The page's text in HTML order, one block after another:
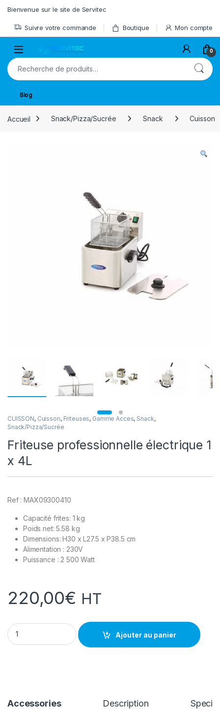
Bienvenue sur le site de Servitec
Suivre votre commande Boutique Mon compte
Open 0
Recherche pour :
Blog
Accueil Snack/Pizza/Sucrée Snack Cuisson
CUISSON, Cuisson, Friteuses, Gamme Acces, Snack,
Snack/Pizza/Sucrée
Friteuse professionnelle électrique 1
x 4L
Ref : MAX09300410
Capacité frites: 1 kg
Poids net: 5.58 kg
Dimensions: H30 x L27.5 x P38.5 cm
Alimentation : 230V
Puissance : 2 500 Watt
220,00€ HT
Friteuse professionnelle électrique 1 x 4L quantity
Ajouter au panier
Accessories Description